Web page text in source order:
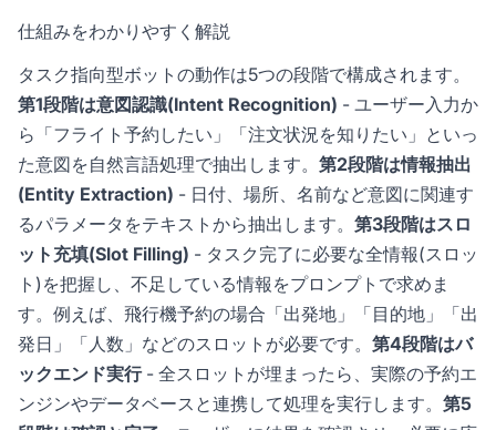
仕組みをわかりやすく解説
タスク指向型ボットの動作は5つの段階で構成されます。
第1段階は意図認識(Intent Recognition) - ユーザー入力か
ら「フライト予約したい」「注文状況を知りたい」といっ
た意図を自然言語処理で抽出します。 第2段階は情報抽出
(Entity Extraction) - 日付、場所、名前など意図に関連す
るパラメータをテキストから抽出します。 第3段階はスロ
ット充填(Slot Filling) - タスク完了に必要な全情報(スロッ
ト)を把握し、不足している情報をプロンプトで求めま
す。例えば、飛行機予約の場合「出発地」「目的地」「出
発日」「人数」などのスロットが必要です。 第4段階はバ
ックエンド実行- 全スロットが埋まったら、実際の予約エ
ンジンやデータベースと連携して処理を実行します。 第5